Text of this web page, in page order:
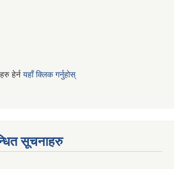
हेर्न यहाँ क्लिक गर्नुहोस्
सूचनाहरु